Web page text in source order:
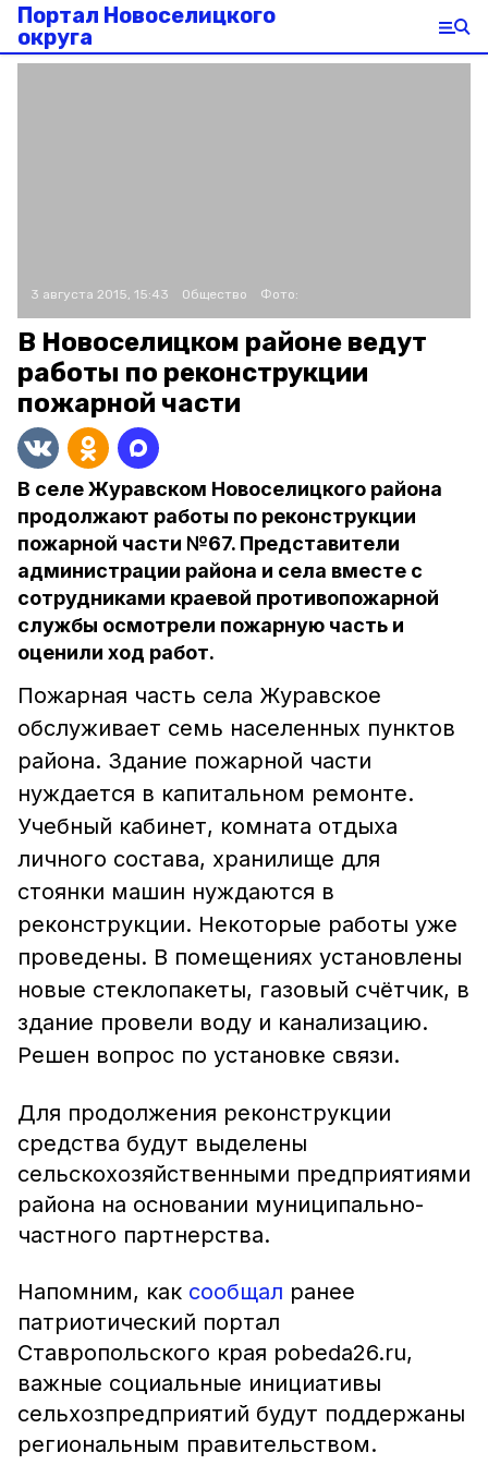
Портал Новоселицкого
округа
3 августа 2015, 15:43 Общество Фото:
В Новоселицком районе ведут
работы по реконструкции
пожарной части
В селе Журавском Новоселицкого района
продолжают работы по реконструкции
пожарной части №67. Представители
администрации района и села вместе с
сотрудниками краевой противопожарной
службы осмотрели пожарную часть и
оценили ход работ.
Пожарная часть села Журавское
обслуживает семь населенных пунктов
района. Здание пожарной части
нуждается в капитальном ремонте.
Учебный кабинет, комната отдыха
личного состава, хранилище для
стоянки машин нуждаются в
реконструкции. Некоторые работы уже
проведены. В помещениях установлены
новые стеклопакеты, газовый счётчик, в
здание провели воду и канализацию.
Решен вопрос по установке связи.
Для продолжения реконструкции
средства будут выделены
сельскохозяйственными предприятиями
района на основании муниципально-
частного партнерства.
Напомним, как сообщал ранее
патриотический портал
Ставропольского края pobeda26.ru,
важные социальные инициативы
сельхозпредприятий будут поддержаны
региональным правительством.